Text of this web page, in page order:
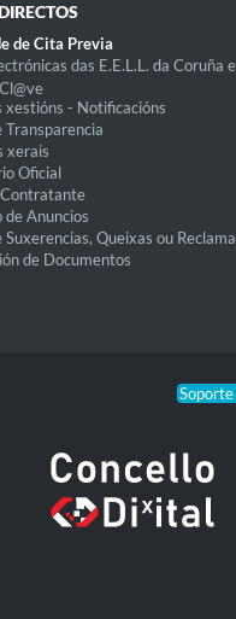
de Cita Previa
das E.E.L.L. da Coruña
xestións - Notificacións
Transparencia
xerais
Oficial
de Anuncios
Suxerencias, Queixas ou
de Documentos